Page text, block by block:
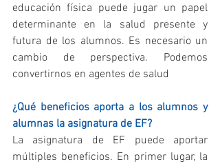
educación física puede jugar un papel
determinante en la salud presente y
futura de los alumnos. Es necesario un
cambio de perspectiva. Podemos
convertirnos en agentes de salud
¿Qué beneficios aporta a los alumnos y
alumnas la asignatura de EF?
La asignatura de EF puede aportar
múltiples beneficios. En primer lugar, la